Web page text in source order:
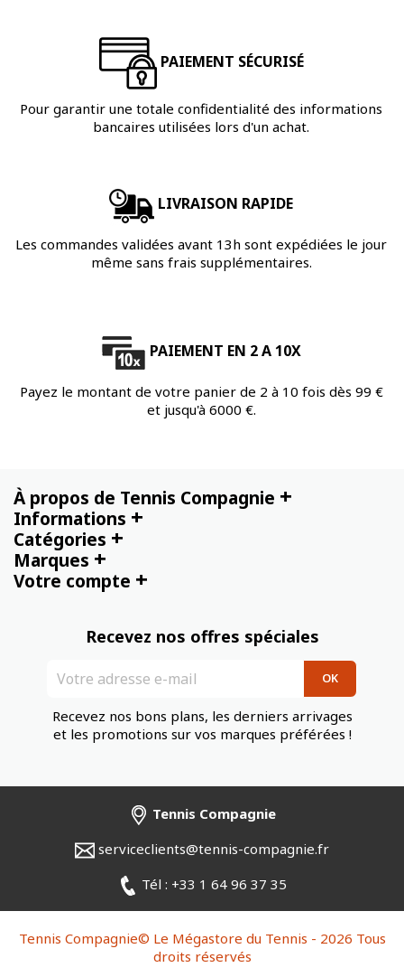
PAIEMENT SÉCURISÉ
Pour garantir une totale confidentialité des informations
bancaires utilisées lors d'un achat.
LIVRAISON RAPIDE
Les commandes validées avant 13h sont expédiées le jour
même sans frais supplémentaires.
PAIEMENT EN 2 A 10X
Payez le montant de votre panier de 2 à 10 fois dès 99 €
et jusqu'à 6000 €.
À propos de Tennis Compagnie +
Informations +
Catégories +
Marques +
Votre compte +
Recevez nos offres spéciales
Recevez nos bons plans, les derniers arrivages
et les promotions sur vos marques préférées !
Tennis Compagnie
serviceclients@tennis-compagnie.fr
Tél : +33 1 64 96 37 35
Tennis Compagnie© Le Mégastore du Tennis - 2026 Tous
droits réservés